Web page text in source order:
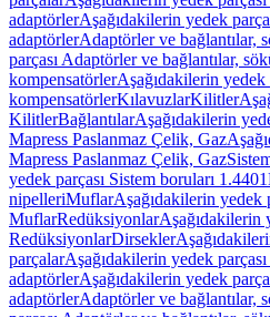
adaptörlerAşağıdakilerin yedek
adaptörlerAdaptörler ve bağlantılar,
parçası Adaptörler ve bağlantılar,
kompensatörlerAşağıdakilerin yedek
kompensatörlerKılavuzlarKilitler
KilitlerBağlantılarAşağıdakilerin
Mapress Paslanmaz Çelik, Gaz
Mapress Paslanmaz Çelik, Gaz
yedek parçası Sistem boruları 1.4401
nipelleriMuflarAşağıdakilerin yedek
MuflarRedüksiyonlarAşağıdakilerin
RedüksiyonlarDirsekler
parçalarAşağıdakilerin yedek
adaptörlerAşağıdakilerin yedek
adaptörlerAdaptörler ve bağlantılar,